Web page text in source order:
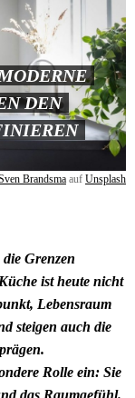
DEN
Brandsma auf Unsplash
Grenzen
ist heute nicht
Lebensraum
steigen auch die
Rolle ein: Sie